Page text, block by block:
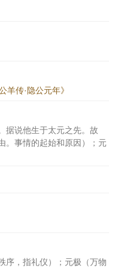
传·隐公元年》
据说他生于太元之先。故
。事情的起始和原因）；元
序，指礼仪）；元极（万物